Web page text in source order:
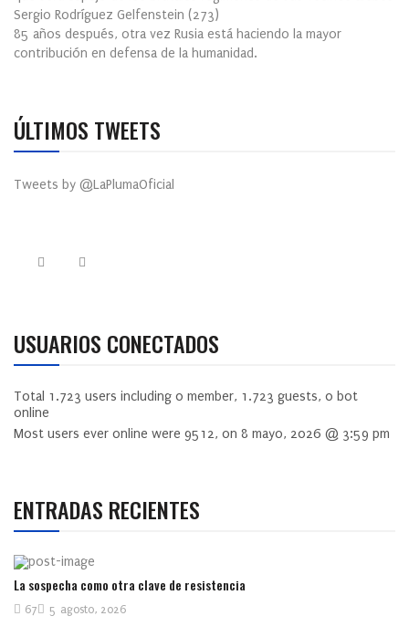
Sergio Rodríguez Gelfenstein (273)
85 años después, otra vez Rusia está haciendo la mayor
contribución en defensa de la humanidad.
ÚLTIMOS TWEETS
Tweets by @LaPlumaOficial
USUARIOS CONECTADOS
Total 1.723 users including 0 member, 1.723 guests, 0 bot
online
Most users ever online were 9512, on 8 mayo, 2026 @ 3:59 pm
ENTRADAS RECIENTES
La sospecha como otra clave de resistencia
5 agosto, 2026
67